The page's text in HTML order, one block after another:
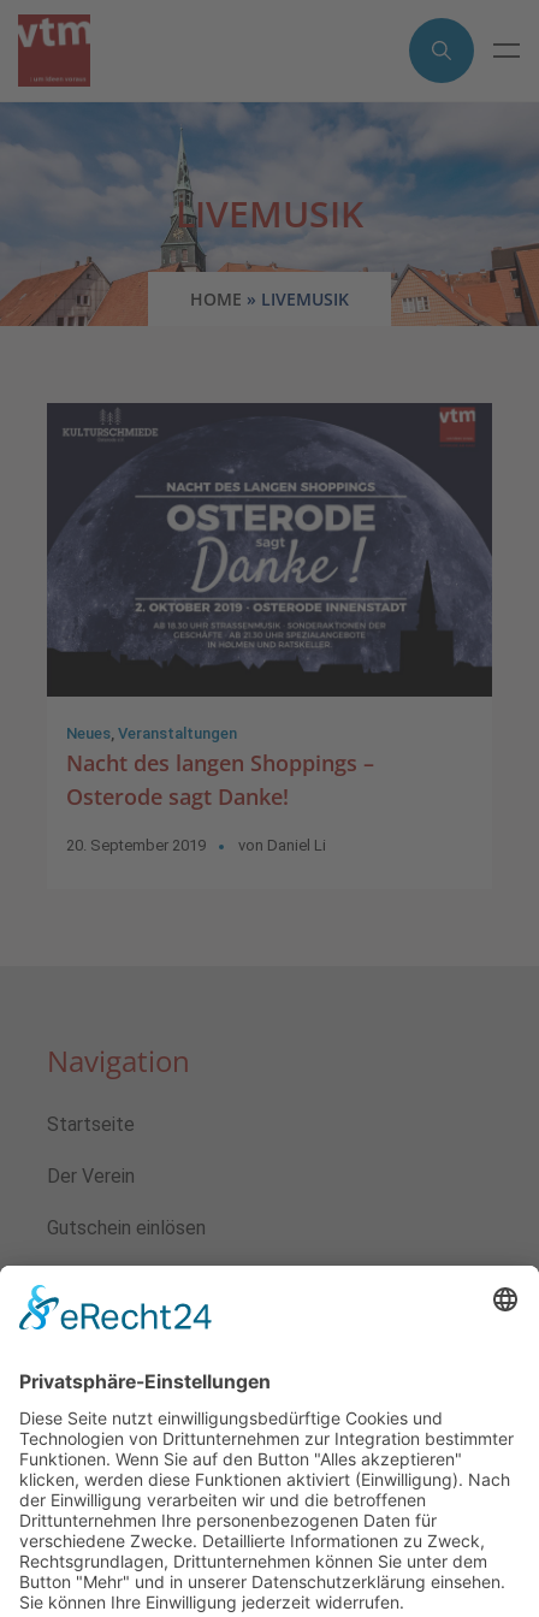
LIVEMUSIK
HOME » LIVEMUSIK
Neues, Veranstaltungen
Nacht des langen Shoppings –
Osterode sagt Danke!
20. September 2019 von Daniel Li
Navigation
Startseite
Der Verein
Gutschein einlösen
Kontakt
Mitglied werden
Satzung
Beitragsordnung
Aufnahmeantrag